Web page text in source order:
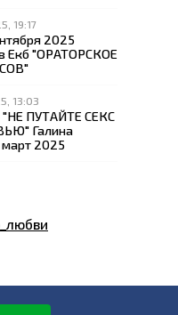
19:17
2025
Екб "ОРАТОРСКОЕ
13:03
"НЕ ПУТАЙТЕ СЕКС
Галина
2025